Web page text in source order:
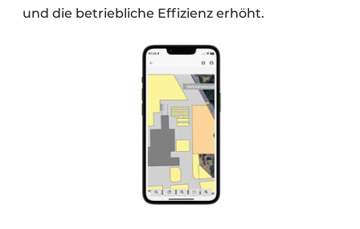
und die betriebliche Effizienz erhöht.